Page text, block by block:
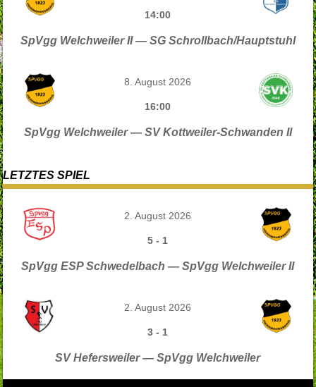
14:00
SpVgg Welchweiler II — SG Schrollbach/Hauptstuhl
8. August 2026
16:00
SpVgg Welchweiler — SV Kottweiler-Schwanden II
LETZTES SPIEL
2. August 2026
5 - 1
SpVgg ESP Schwedelbach — SpVgg Welchweiler II
2. August 2026
3 - 1
SV Hefersweiler — SpVgg Welchweiler